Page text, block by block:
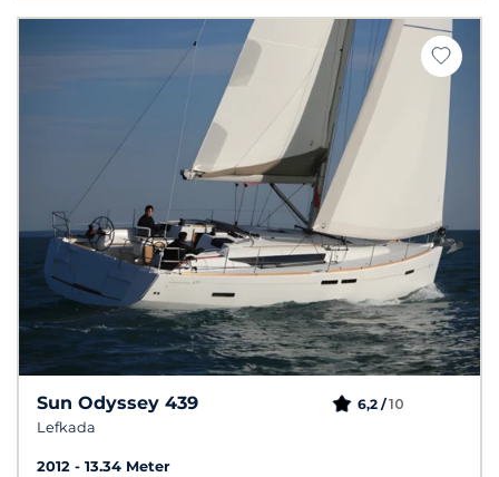
Sun Odyssey 439
Lefkada
6,2 /10
2012
13.34 Meter